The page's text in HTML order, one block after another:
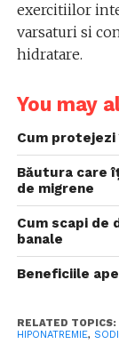
exercitiilor
varsaturi si
hidratare.
You may
Cum
Băutura care
de migrene
Cum scapi de
banale
Beneficiile
RELATED TOPICS:
HIPONATREMIE,